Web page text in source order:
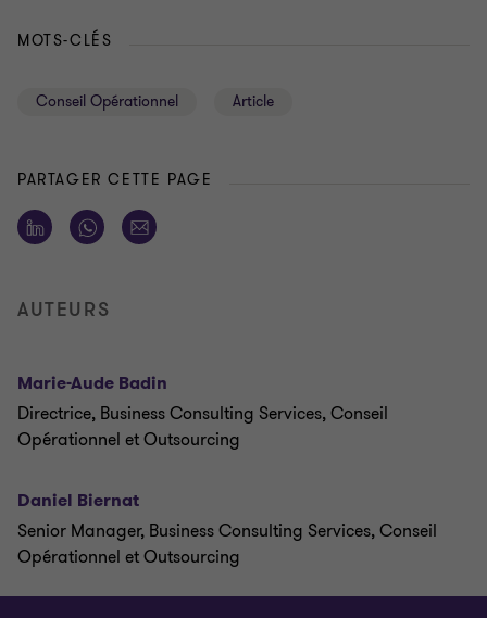
MOTS-CLÉS
Conseil Opérationnel Article
PARTAGER CETTE PAGE
AUTEURS
Marie-Aude Badin
Directrice, Business Consulting Services, Conseil
Opérationnel et Outsourcing
Daniel Biernat
Senior Manager, Business Consulting Services, Conseil
Opérationnel et Outsourcing